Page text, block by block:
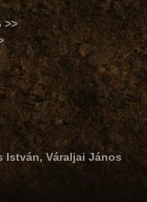
>>
István, Váraljai János